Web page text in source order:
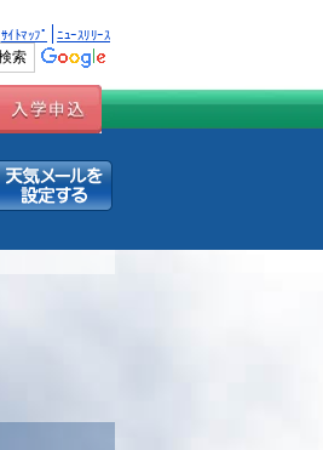
ｻｲﾄﾏｯﾌﾟ ﾆｭｰｽﾘﾘｰｽ